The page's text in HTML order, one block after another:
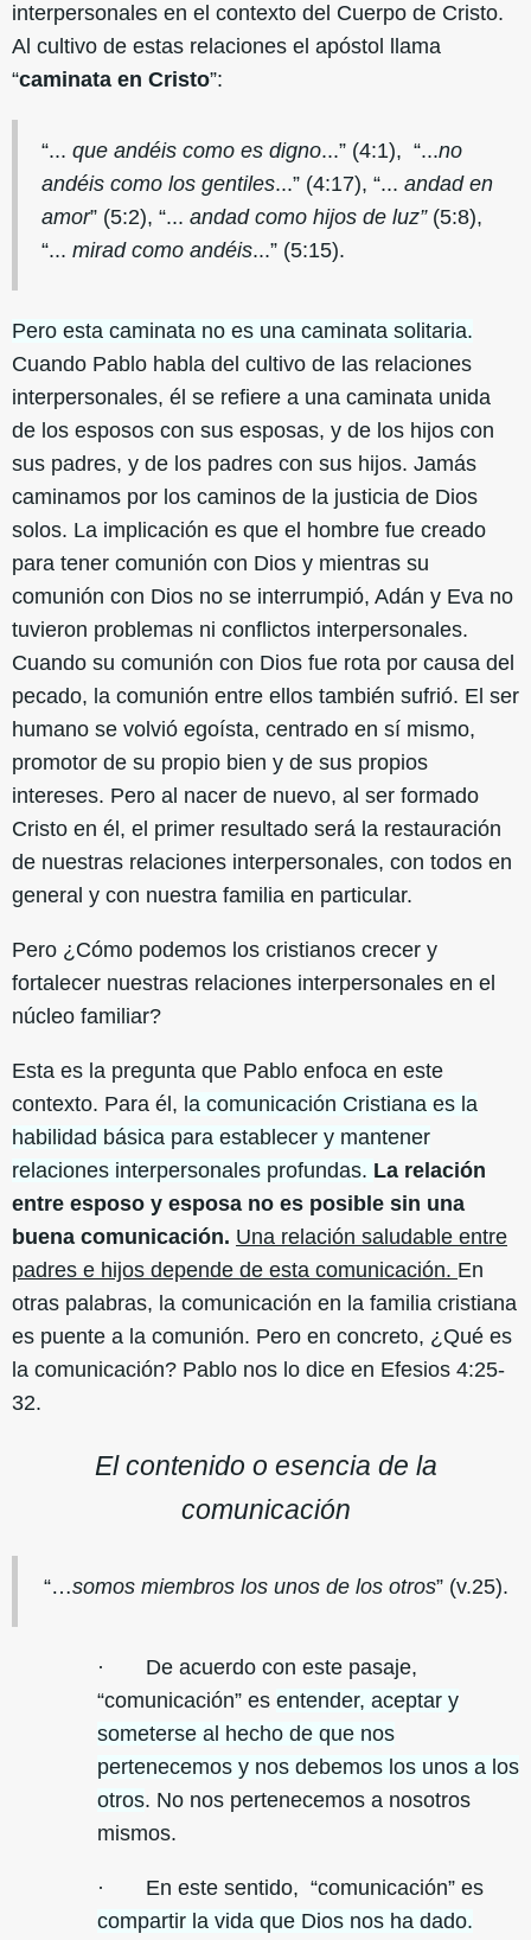
interpersonales en el contexto del Cuerpo de Cristo.
Al cultivo de estas relaciones el apóstol llama
“caminata en Cristo”:
“... que andéis como es digno...” (4:1), “...no
andéis como los gentiles...” (4:17), “... andad en
amor” (5:2), “... andad como hijos de luz” (5:8),
“... mirad como andéis...” (5:15).
Pero esta caminata no es una caminata solitaria.
Cuando Pablo habla del cultivo de las relaciones
interpersonales, él se refiere a una caminata unida
de los esposos con sus esposas, y de los hijos con
sus padres, y de los padres con sus hijos. Jamás
caminamos por los caminos de la justicia de Dios
solos. La implicación es que el hombre fue creado
para tener comunión con Dios y mientras su
comunión con Dios no se interrumpió, Adán y Eva no
tuvieron problemas ni conflictos interpersonales.
Cuando su comunión con Dios fue rota por causa del
pecado, la comunión entre ellos también sufrió. El ser
humano se volvió egoísta, centrado en sí mismo,
promotor de su propio bien y de sus propios
intereses. Pero al nacer de nuevo, al ser formado
Cristo en él, el primer resultado será la restauración
de nuestras relaciones interpersonales, con todos en
general y con nuestra familia en particular.
Pero ¿Cómo podemos los cristianos crecer y
fortalecer nuestras relaciones interpersonales en el
núcleo familiar?
Esta es la pregunta que Pablo enfoca en este
contexto. Para él, l a comunicación Cristiana es la
habilidad básica para establecer y mantener
relaciones interpersonales profundas. La relación
entre esposo y esposa no es posible sin una
buena comunicación. Una relación saludable entre
padres e hijos depende de esta comunicación. En
otras palabras, la comunicación en la familia cristiana
es puente a la comunión. Pero en concreto, ¿Qué es
la comunicación? Pablo nos lo dice en Efesios 4:25-
32.
El contenido o esencia de la
comunicación
“…somos miembros los unos de los otros” (v.25).
· De acuerdo con este pasaje,
“comunicación” es entender, aceptar y
someterse al hecho de que nos
pertenecemos y nos debemos los unos a los
otros. No nos pertenecemos a nosotros
mismos.
· En este sentido, “comunicación” es
compartir la vida que Dios nos ha dado.